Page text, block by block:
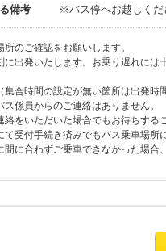
備考 ※バス停へお越しくだ
所のご確認をお願いします。
に出発いたします。お乗り遅れには
合時間の設定が無い箇所は出発時
係員からのご連絡はありません。
をいただいた場合でもお待ちする
受付手続き済みでもバス乗車場所
に合わずご乗車できなかった場合